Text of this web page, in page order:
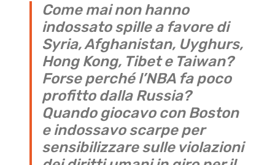
Come mai non hanno
indossato spille a favore di
Syria, Afghanistan, Uyghurs,
Hong Kong, Tibet e Taiwan?
Forse perché l’NBA fa poco
profitto dalla Russia?
Quando giocavo con Boston
e indossavo scarpe per
sensibilizzare sulle violazioni